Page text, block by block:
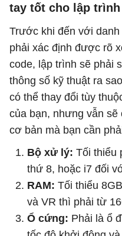
tay tốt cho lập
Trước khi đến với
phải xác định được rõ
code, lập trình sẽ phải
thông số kỹ thuật ra
có thể thay đổi tùy
của bạn, nhưng vẫn sẽ
cơ bản mà bạn cần
Bộ xử lý: Tối thiểu
thứ 8, hoặc i7 đối
RAM: Tối thiểu
và VR thì phải từ
Ổ cứng: Phải là ổ